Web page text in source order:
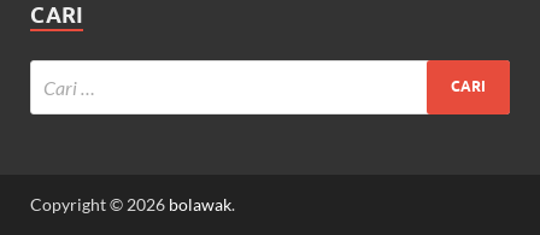
CARI
Copyright © 2026 bolawak.